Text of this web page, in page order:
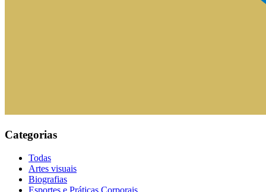
Categorias
Todas
Artes visuais
Biografias
Esportes e Práticas Corporais